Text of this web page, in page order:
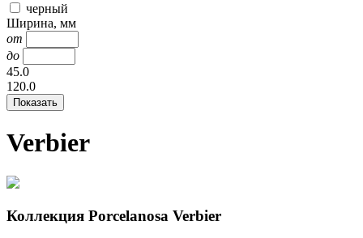
черный
Ширина, мм
от
до
45.0
120.0
Verbier
Коллекция Porcelanosa Verbier